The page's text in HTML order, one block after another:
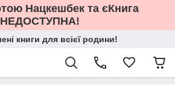
Нацкешбек та єКнига
НЕДОСТУПНА!
книги для всієї родини!